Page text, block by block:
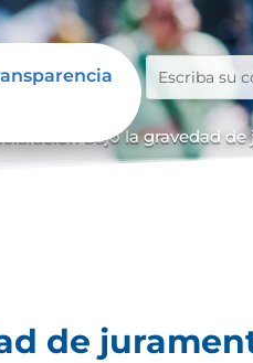
bajo la gravedad
de